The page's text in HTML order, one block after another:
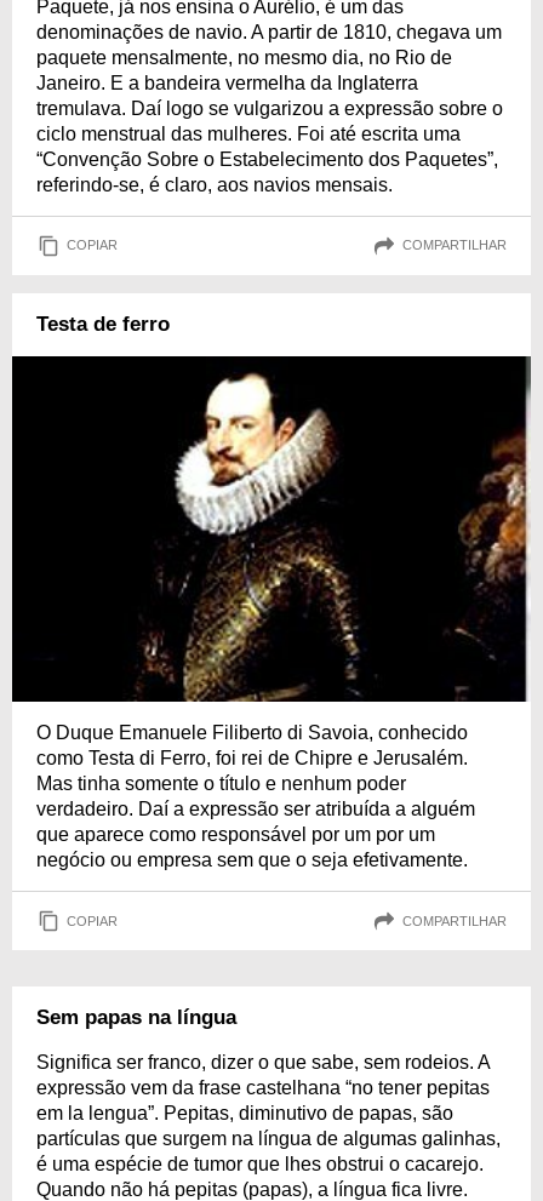
Paquete, já nos ensina o Aurélio, é um das
denominações de navio. A partir de 1810, chegava um
paquete mensalmente, no mesmo dia, no Rio de
Janeiro. E a bandeira vermelha da Inglaterra
tremulava. Daí logo se vulgarizou a expressão sobre o
ciclo menstrual das mulheres. Foi até escrita uma
“Convenção Sobre o Estabelecimento dos Paquetes”,
referindo-se, é claro, aos navios mensais.
COPIAR COMPARTILHAR
Testa de ferro
O Duque Emanuele Filiberto di Savoia, conhecido
como Testa di Ferro, foi rei de Chipre e Jerusalém.
Mas tinha somente o título e nenhum poder
verdadeiro. Daí a expressão ser atribuída a alguém
que aparece como responsável por um por um
negócio ou empresa sem que o seja efetivamente.
COPIAR COMPARTILHAR
Sem papas na língua
Significa ser franco, dizer o que sabe, sem rodeios. A
expressão vem da frase castelhana “no tener pepitas
em la lengua”. Pepitas, diminutivo de papas, são
partículas que surgem na língua de algumas galinhas,
é uma espécie de tumor que lhes obstrui o cacarejo.
Quando não há pepitas (papas), a língua fica livre.